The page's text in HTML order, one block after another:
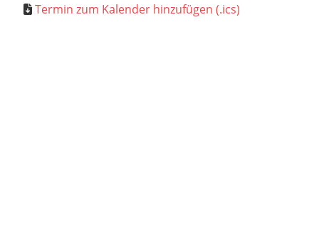
Termin zum Kalender hinzufügen (.ics)